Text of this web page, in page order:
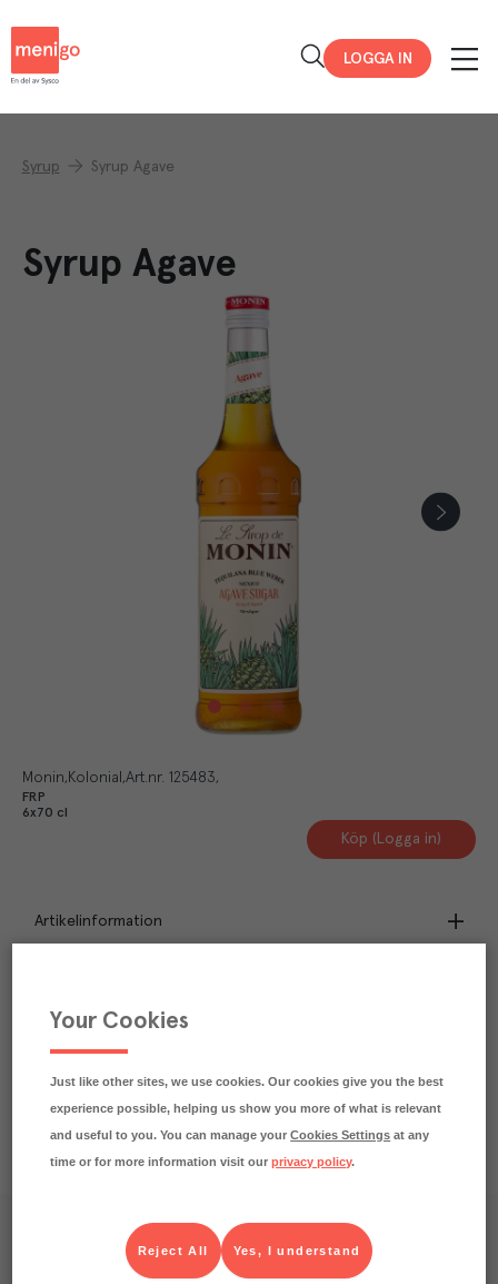
LOGGA IN
Syrup Syrup Agave
Syrup Agave
Monin Kolonial Art.nr. 125483
FRP
6x70 cl
Köp (Logga in)
Artikelinformation
Näringsdeklaration
Våra kundtidningar
Läs inspirerande reportage, matnyttiga artiklar och
Your Cookies
Just like other sites, we use cookies. Our cookies give you the best
experience possible, helping us show you more of what is relevant
and useful to you. You can manage yourCookies Settings at any
time or for more information visit ourprivacy policy.
Yes, I understand
Reject All